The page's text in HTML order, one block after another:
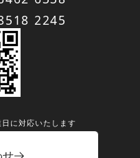
2245
に対応いたします